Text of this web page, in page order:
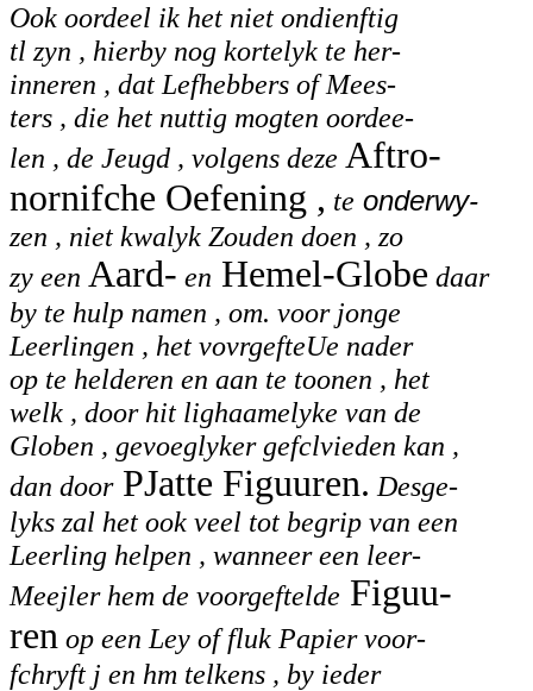
Ook oordeel ik het niet ondienftig
tl zyn , hierby nog kortelyk te her-
inneren , dat Lefhebbers of Mees-
ters , die het nuttig mogten oordee-
len , de Jeugd , volgens deze Aftro-
nornifche Oefening , te onderwy-
zen , niet kwalyk Zouden doen , zo
zy een Aard- en Hemel-Globe daar
by te hulp namen , om. voor jonge
Leerlingen , het vovrgefteUe nader
op te helderen en aan te toonen , het
welk , door hit lighaamelyke van de
Globen , gevoeglyker gefclvieden kan ,
dan doorPJatte Figuuren. Desge-
lyks zal het ook veel tot begrip van een
Leerling helpen , wanneer een leer-
Meejler hem de voorgeftelde Figuu-
ren op een Ley of fluk Papier voor-
fchryft j en hm telkens , by ieder